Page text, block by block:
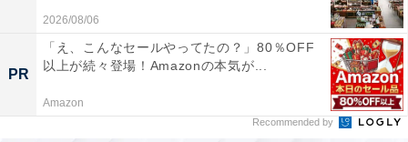
2026/08/06
PR
「え、こんなセールやってたの？」80％OFF
以上が続々登場！Amazonの本気が...
Amazon
Recommended by